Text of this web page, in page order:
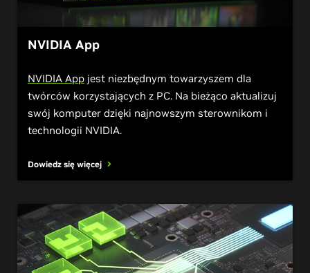
NVIDIA App
NVIDIA App jest niezbędnym towarzyszem dla
twórców korzystających z PC. Na bieżąco aktualizuj
swój komputer dzięki najnowszym sterownikom i
technologii NVIDIA.
Dowiedz się więcej